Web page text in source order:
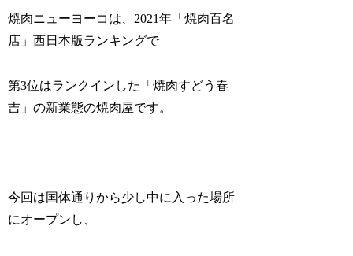
焼肉ニューヨーコは、2021年「焼肉百名
店」西日本版ランキングで
第3位はランクインした「焼肉すどう春
吉」の新業態の焼肉屋です。
今回は国体通りから少し中に入った場所
にオープンし、